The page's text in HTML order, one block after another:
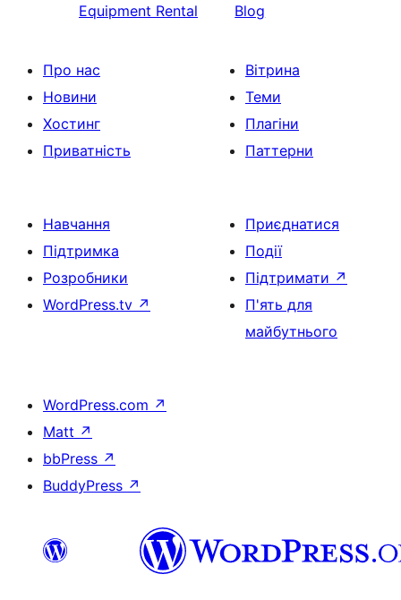
Equipment Rental
Blog
Про нас
Новини
Хостинг
Приватність
Вітрина
Теми
Плагіни
Паттерни
Навчання
Підтримка
Розробники
WordPress.tv ↗
Приєднатися
Події
Підтримати ↗
П'ять для
майбутнього
WordPress.com ↗
Matt ↗
bbPress ↗
BuddyPress ↗